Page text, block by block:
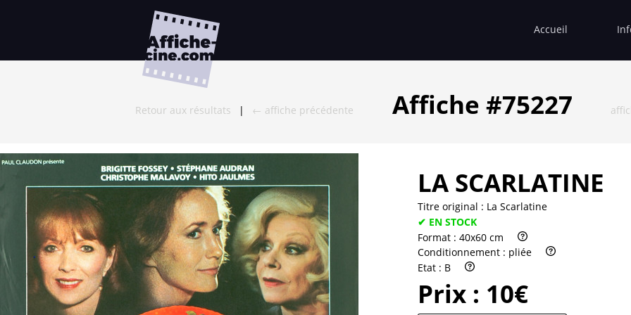
Accueil
Retour aux résultats | ← affiche précédente Affiche #75227
LA SCARLATINE
Titre original : La Scarlatine
✔ EN STOCK
Format : 40x60 cm
Conditionnement : pliée
Etat : B
Prix : 10€